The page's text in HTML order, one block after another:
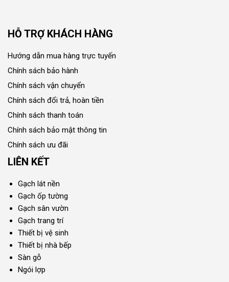
HỖ TRỢ KHÁCH HÀNG
Hướng dẫn mua hàng trực tuyến
Chính sách bảo hành
Chính sách vận chuyển
Chính sách đổi trả, hoàn tiền
Chính sách thanh toán
Chính sách bảo mật thông tin
Chính sách ưu đãi
LIÊN KẾT
Gạch lát nền
Gạch ốp tường
Gạch sân vườn
Gạch trang trí
Thiết bị vệ sinh
Thiết bị nhà bếp
Sàn gỗ
Ngói lợp